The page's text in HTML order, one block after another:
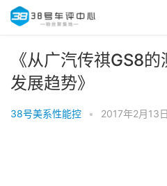
《从广汽传祺GS8
发展趋势》
38号美系性能控 • 2017年2月13